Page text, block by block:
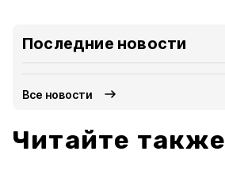
Последние новости
Все новости
Читайте также